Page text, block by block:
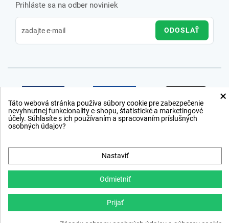
Prihláste sa na odber noviniek
ODOSLAŤ
Copyright © 2012 − 2026
×
Táto webová stránka používa súbory cookie pre zabezpečenie
nevyhnutnej funkcionality e-shopu, štatistické a marketingové
účely. Súhlasíte s ich používaním a spracovaním príslušných
osobných údajov?
Nastaviť
Odmietniť
Prijať